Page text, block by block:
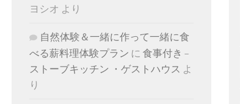
ヨシオ より
自然体験＆一緒に作って一緒に食
べる薪料理体験プラン に 食事付き –
ストーブキッチン ・ゲストハウス よ
り